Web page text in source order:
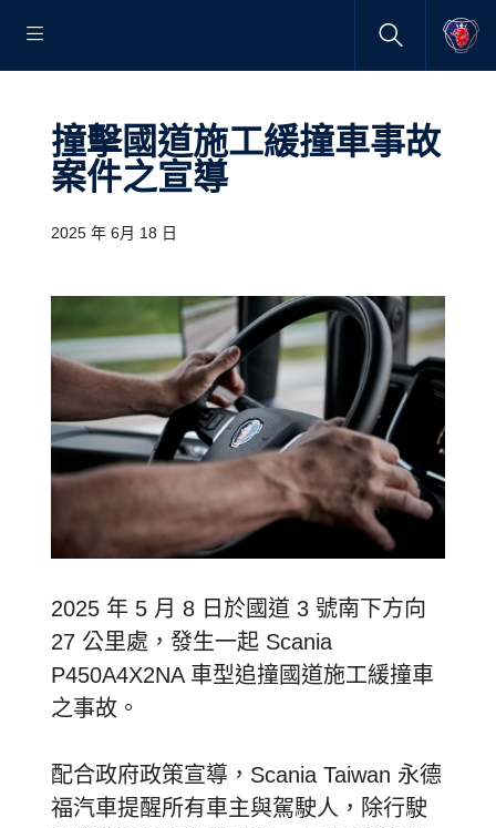
撞擊國道施工緩撞車事故
案件之宣導
2025 年 6月 18 日
2025 年 5 月 8 日於國道 3 號南下方向
27 公里處，發生一起 Scania
P450A4X2NA 車型追撞國道施工緩撞車
之事故。
配合政府政策宣導，Scania Taiwan 永德
福汽車提醒所有車主與駕駛人，除行駛